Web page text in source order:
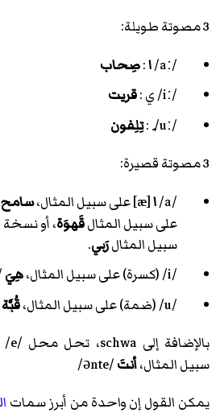
3 مصوتة طويلة:
/aː/ا:صِحاب
/iː/ي :قريت
/uː/
:تِلِفون
3 مصوتة قصيرة:
/a/
ا[æ] على سبيل المثال، سامح
على سبيل المثالقَهوَة
سبيل المثالرَبي.
/i/(كسرة) على سبيل المثال،هِيَ
/u/(ضمة) على سبيل المثال،قُبَّة
بالإضافة إلى schwa، تحل محل
/e/
سبيل المثال،أنتَ/ənte/
يمكن القول إن واحدة من أبرز سمات